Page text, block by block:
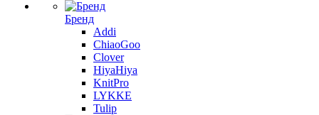
Бренд
Addi
ChiaoGoo
Clover
HiyaHiya
KnitPro
LYKKE
Tulip